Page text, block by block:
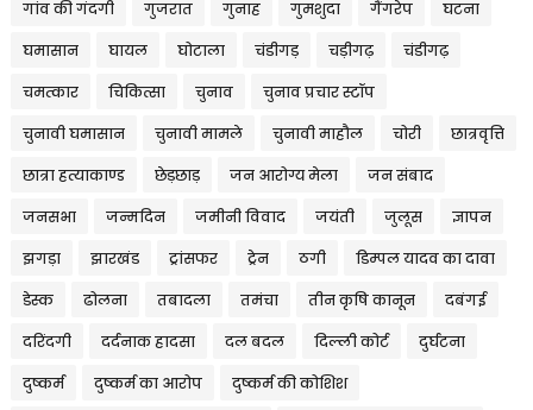
गांव की गंदगी गुजरात गुनाह गुमशुदा गैंगरेप घटना
घमासान घायल घोटाला चंडीगड़ चड़ीगढ़ चंडीगढ़
चमत्कार चिकित्सा चुनाव चुनाव प्रचार स्टॉप
चुनावी घमासान चुनावी मामले चुनावी माहौल चोरी छात्रवृत्ति
छात्रा हत्याकाण्ड छेड़छाड़ जन आरोग्य मेला जन संबाद
जनसभा जन्मदिन जमीनी विवाद जयंती जुलूस ज्ञापन
झगड़ा झारखंड ट्रांसफर ट्रेन ठगी डिम्पल यादव का दावा
डेस्क ढोलना तबादला तमंचा तीन कृषि कानून दबंगई
दरिंदगी दर्दनाक हादसा दल बदल दिल्ली कोर्ट दुर्घटना
दुष्कर्म दुष्कर्म का आरोप दुष्कर्म की कोशिश